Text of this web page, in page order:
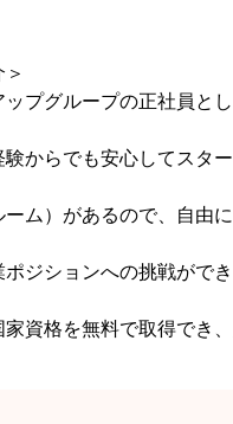
ップグループの正社員と
験からでも安心してスタ
ーム）があるので、自由
ポジションへの挑戦がで
家資格を無料で取得でき